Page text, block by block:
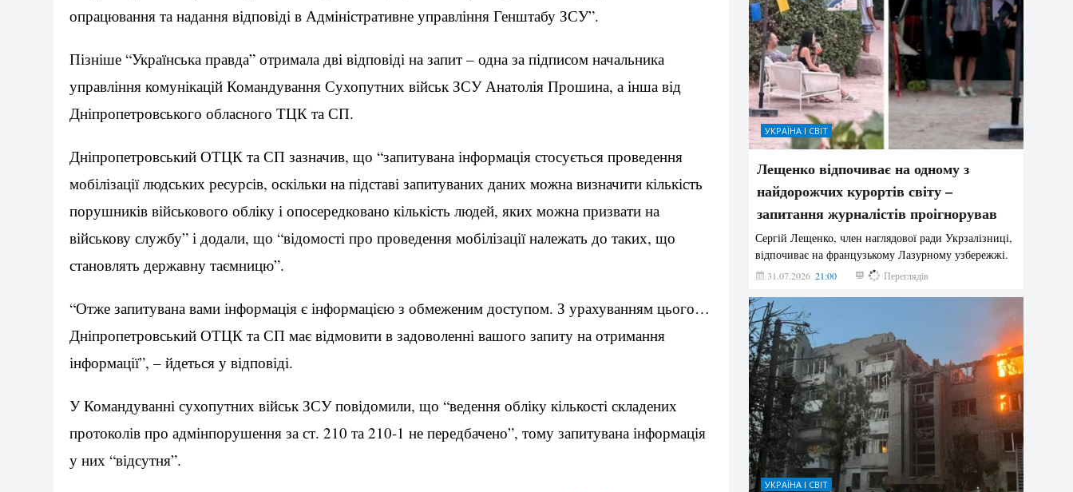
опрацювання та надання відповіді в Адміністративне управління Генштабу ЗСУ”.
Пізніше “Українська правда” отримала дві відповіді на запит – одна за підписом начальника
управління комунікацій Командування Сухопутних військ ЗСУ Анатолія Прошина, а інша від
Дніпропетровського обласного ТЦК та СП.
Дніпропетровський ОТЦК та СП зазначив, що “запитувана інформація стосується проведення
мобілізації людських ресурсів, оскільки на підставі запитуваних даних можна визначити кількість
порушників військового обліку і опосередковано кількість людей, яких можна призвати на
військову службу” і додали, що “відомості про проведення мобілізації належать до таких, що
становлять державну таємницю”.
“Отже запитувана вами інформація є інформацією з обмеженим доступом. З урахуванням цього…
Дніпропетровський ОТЦК та СП має відмовити в задоволенні вашого запиту на отримання
інформації”, – йдеться у відповіді.
У Командуванні сухопутних військ ЗСУ повідомили, що “ведення обліку кількості складених
протоколів про адмінпорушення за ст. 210 та 210-1 не передбачено”, тому запитувана інформація
у них “відсутня”.
УКРАЇНА І СВІТ
Лещенко відпочиває на одному з
найдорожчих курортів світу –
запитання журналістів проігнорував
Сергій Лещенко, член наглядової ради Укрзалізниці,
відпочиває на французькому Лазурному узбережжі.
31.07.2026 21:00 196 Переглядів
УКРАЇНА І СВІТ